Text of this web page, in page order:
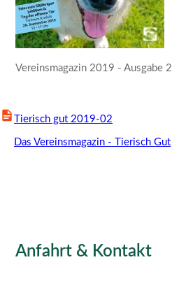
Vereinsmagazin 2019 - Ausgabe 2
Tierisch gut 2019-02
Das Vereinsmagazin - Tierisch Gut
Anfahrt & Kontakt